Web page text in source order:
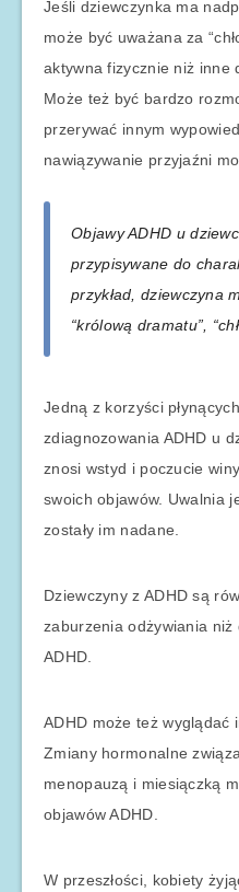
Jeśli dziewczynka ma
może być uważana za
aktywna fizycznie niż inne
Może też być bardzo
przerywać innym
nawiązywanie przyjaźni
Objawy ADHD u
przypisywane do
przykład, dziewczyna
“królową dramatu”,
Jedną z korzyści
zdiagnozowania ADHD u
znosi wstyd i poczucie
swoich objawów. Uwalnia
zostały im nadane.
Dziewczyny z ADHD są
zaburzenia odżywiania niż
ADHD.
ADHD może też wyglądać
Zmiany hormonalne
menopauzą i miesiączką
objawów ADHD.
W przeszłości, kobiety